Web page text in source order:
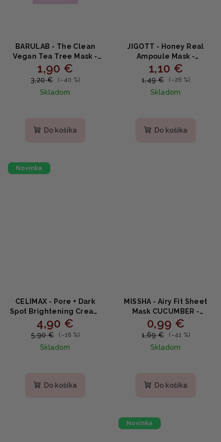
BARULAB - The Clean
Vegan Tea Tree Mask -
Upokojujúca čistiaca
maska s tea tree 23g
1,90 €
3,20 € (–40 %)
Skladom
Do košíka
JIGOTT - Honey Real
Ampoule Mask -
Intenzívne hydratačná
plátená maska s medom
1,10 €
1,49 € (–26 %)
Skladom
Do košíka
Novinka
CELIMAX - Pore + Dark
Spot Brightening Cream
Mask - Rozjasňujúca
krémová maska s
niacínamidom a
kyselinou tranexamovou
4,90 €
5,90 € (–16 %)
Skladom
Do košíka
MISSHA - Airy Fit Sheet
Mask CUCUMBER -
Hydratačno-upokojujúca
plátenná maska s
uhorkou 19 g
0,99 €
1,69 € (–41 %)
Skladom
Do košíka
Novinka